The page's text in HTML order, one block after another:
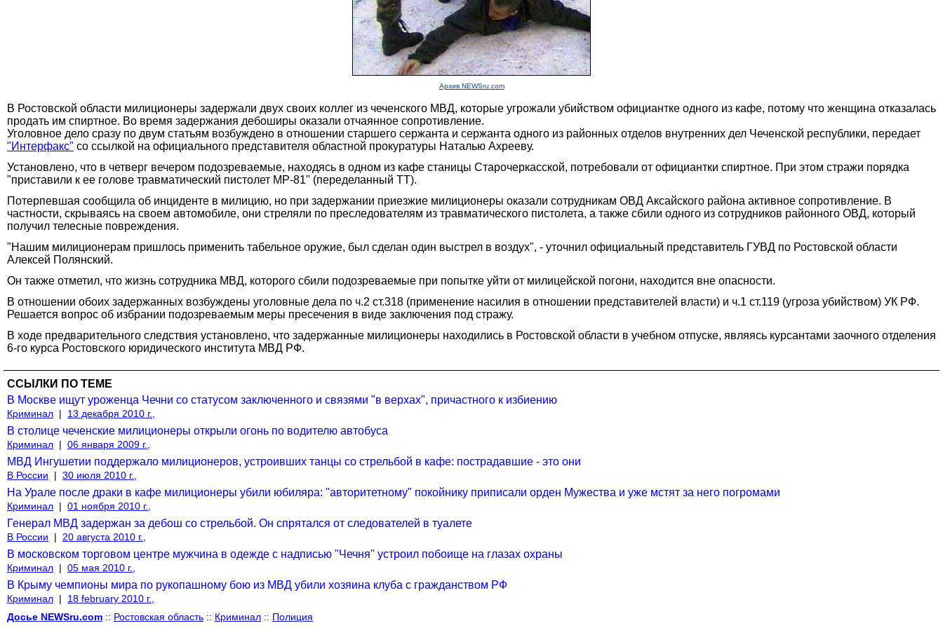
Архив NEWSru.com
В Ростовской области милиционеры задержали двух своих коллег из чеченского МВД, которые угрожали убийством официантке одного из кафе, потому что женщина отказалась
продать им спиртное. Во время задержания дебоширы оказали отчаянное сопротивление.
Уголовное дело сразу по двум статьям возбуждено в отношении старшего сержанта и сержанта одного из районных отделов внутренних дел Чеченской республики, передает
"Интерфакс" со ссылкой на официального представителя областной прокуратуры Наталью Ахрееву.
Установлено, что в четверг вечером подозреваемые, находясь в одном из кафе станицы Старочеркасской, потребовали от официантки спиртное. При этом стражи порядка
"приставили к ее голове травматический пистолет МР-81" (переделанный ТТ).
Потерпевшая сообщила об инциденте в милицию, но при задержании приезжие милиционеры оказали сотрудникам ОВД Аксайского района активное сопротивление. В
частности, скрываясь на своем автомобиле, они стреляли по преследователям из травматического пистолета, а также сбили одного из сотрудников районного ОВД, который
получил телесные повреждения.
"Нашим милиционерам пришлось применить табельное оружие, был сделан один выстрел в воздух", - уточнил официальный представитель ГУВД по Ростовской области
Алексей Полянский.
Он также отметил, что жизнь сотрудника МВД, которого сбили подозреваемые при попытке уйти от милицейской погони, находится вне опасности.
В отношении обоих задержанных возбуждены уголовные дела по ч.2 ст.318 (применение насилия в отношении представителей власти) и ч.1 ст.119 (угроза убийством) УК РФ.
Решается вопрос об избрании подозреваемым меры пресечения в виде заключения под стражу.
В ходе предварительного следствия установлено, что задержанные милиционеры находились в Ростовской области в учебном отпуске, являясь курсантами заочного отделения
6-го курса Ростовского юридического института МВД РФ.
ССЫЛКИ ПО ТЕМЕ
В Москве ищут уроженца Чечни со статусом заключенного и связями "в верхах", причастного к избиению
Криминал | 13 декабря 2010 г.,
В столице чеченские милиционеры открыли огонь по водителю автобуса
Криминал | 06 января 2009 г.,
МВД Ингушетии поддержало милиционеров, устроивших танцы со стрельбой в кафе: пострадавшие - это они
В России | 30 июля 2010 г.,
На Урале после драки в кафе милиционеры убили юбиляра: "авторитетному" покойнику приписали орден Мужества и уже мстят за него погромами
Криминал | 01 ноября 2010 г.,
Генерал МВД задержан за дебош со стрельбой. Он спрятался от следователей в туалете
В России | 20 августа 2010 г.,
В московском торговом центре мужчина в одежде с надписью "Чечня" устроил побоище на глазах охраны
Криминал | 05 мая 2010 г.,
В Крыму чемпионы мира по рукопашному бою из МВД убили хозяина клуба с гражданством РФ
Криминал |
18 february 2010 г.,
Досье NEWSru.com :: Ростовская область :: Криминал :: Полиция